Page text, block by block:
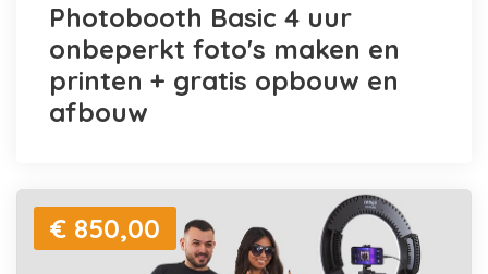
Photobooth Basic 4 uur
onbeperkt foto's maken en
printen + gratis opbouw en
afbouw
€ 850,00